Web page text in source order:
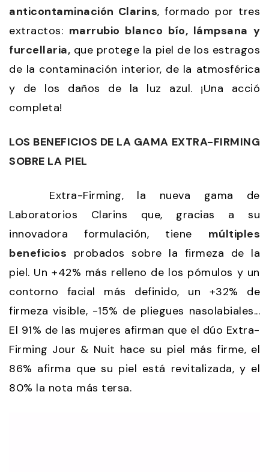
anticontaminación Clarins, formado por tres
extractos: marrubio blanco bío, lámpsana y
furcellaria, que protege la piel de los estragos
de la contaminación interior, de la atmosférica
y de los daños de la luz azul. ¡Una acció
completa!
LOS BENEFICIOS DE LA GAMA EXTRA-FIRMING
SOBRE LA PIEL
Extra-Firming, la nueva gama de
Laboratorios Clarins que, gracias a su
innovadora formulación, tiene múltiples
beneficios probados sobre la firmeza de la
piel. Un +42% más relleno de los pómulos y un
contorno facial más definido, un +32% de
firmeza visible, -15% de pliegues nasolabiales...
El 91% de las mujeres afirman que el dúo Extra-
Firming Jour & Nuit hace su piel más firme, el
86% afirma que su piel está revitalizada, y el
80% la nota más tersa.